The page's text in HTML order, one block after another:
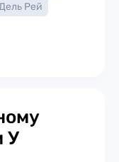
Рей
У